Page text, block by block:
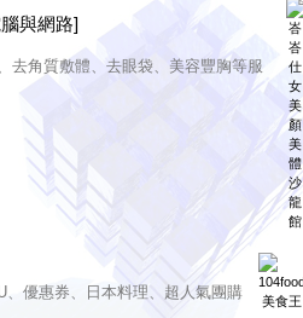
與網路]
去角質敷體、去眼袋、美容豐胸等服
優惠券、日本料理、超人氣團購